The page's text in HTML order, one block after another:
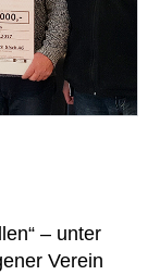
– unter
Verein